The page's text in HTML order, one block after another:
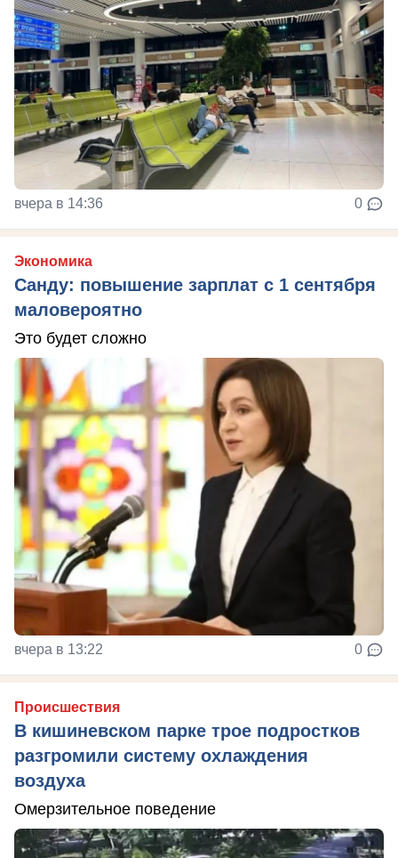
вчера в 14:36 0
Экономика
Санду: повышение зарплат с 1 сентября
маловероятно
Это будет сложно
вчера в 13:22 0
Происшествия
В кишиневском парке трое подростков
разгромили систему охлаждения
воздуха
Омерзительное поведение